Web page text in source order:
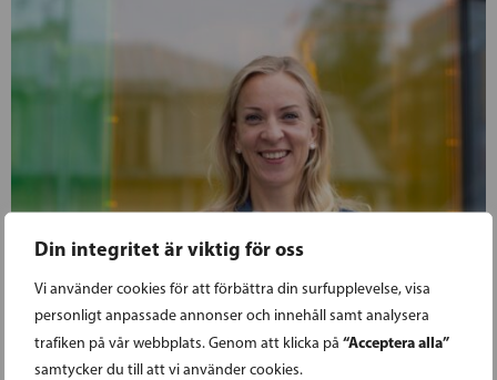
Din integritet är viktig för oss
Vi använder cookies för att förbättra din surfupplevelse, visa
personligt anpassade annonser och innehåll samt analysera
trafiken på vår webbplats. Genom att klicka på “Acceptera alla”
samtycker du till att vi använder cookies.